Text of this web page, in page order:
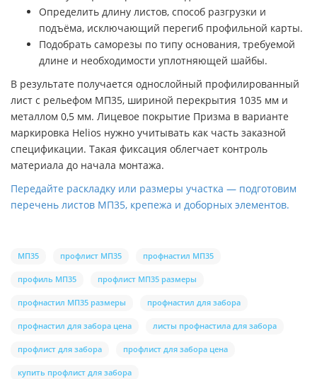
Определить длину листов, способ разгрузки и
подъёма, исключающий перегиб профильной карты.
Подобрать саморезы по типу основания, требуемой
длине и необходимости уплотняющей шайбы.
В результате получается однослойный профилированный
лист с рельефом МП35, шириной перекрытия 1035 мм и
металлом 0,5 мм. Лицевое покрытие Призма в варианте
маркировка Helios нужно учитывать как часть заказной
спецификации. Такая фиксация облегчает контроль
материала до начала монтажа.
Передайте раскладку или размеры участка — подготовим
перечень листов МП35, крепежа и доборных элементов.
МП35 профлист МП35 профнастил МП35
профиль МП35 профлист МП35 размеры
профнастил МП35 размеры профнастил для забора
профнастил для забора цена листы профнастила для забора
профлист для забора профлист для забора цена
купить профлист для забора